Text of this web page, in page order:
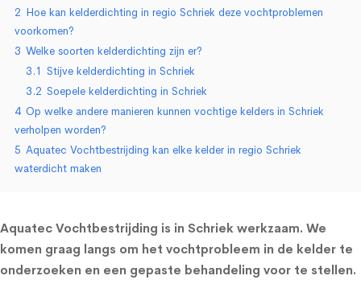
2 Hoe kan kelderdichting in regio Schriek deze vochtproblemen
voorkomen?
3 Welke soorten kelderdichting zijn er?
3.1 Stijve kelderdichting in Schriek
3.2 Soepele kelderdichting in Schriek
4 Op welke andere manieren kunnen vochtige kelders in Schriek
verholpen worden?
5 Aquatec Vochtbestrijding kan elke kelder in regio Schriek
waterdicht maken
Aquatec Vochtbestrijding is in Schriek werkzaam. We
komen graag langs om het vochtprobleem in de kelder te
onderzoeken en een gepaste behandeling voor te stellen.